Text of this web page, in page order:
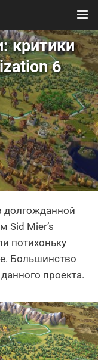
критики
6
долгожданной
Sid Mier’s
потихоньку
Большинство
проекта.